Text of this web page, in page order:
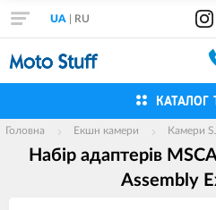
UA RU
КАТАЛОГ
Головна Екшн камери Камери
Набір адаптерів
Assembly